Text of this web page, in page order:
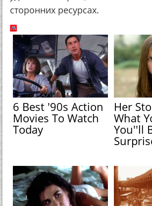
сторонних ресурсах.
6 Best '90s Action
Movies To Watch
Today
Her
What
You''ll